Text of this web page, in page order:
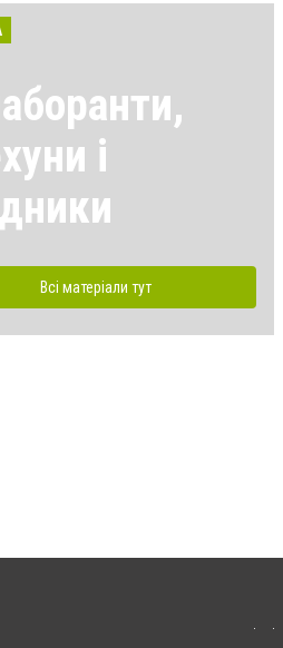
і
Всі матеріали тут